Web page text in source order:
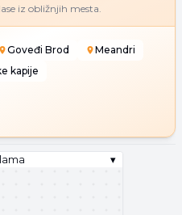
iz obližnjih mesta.
Goveđi Brod
Meandri
kapije
▾